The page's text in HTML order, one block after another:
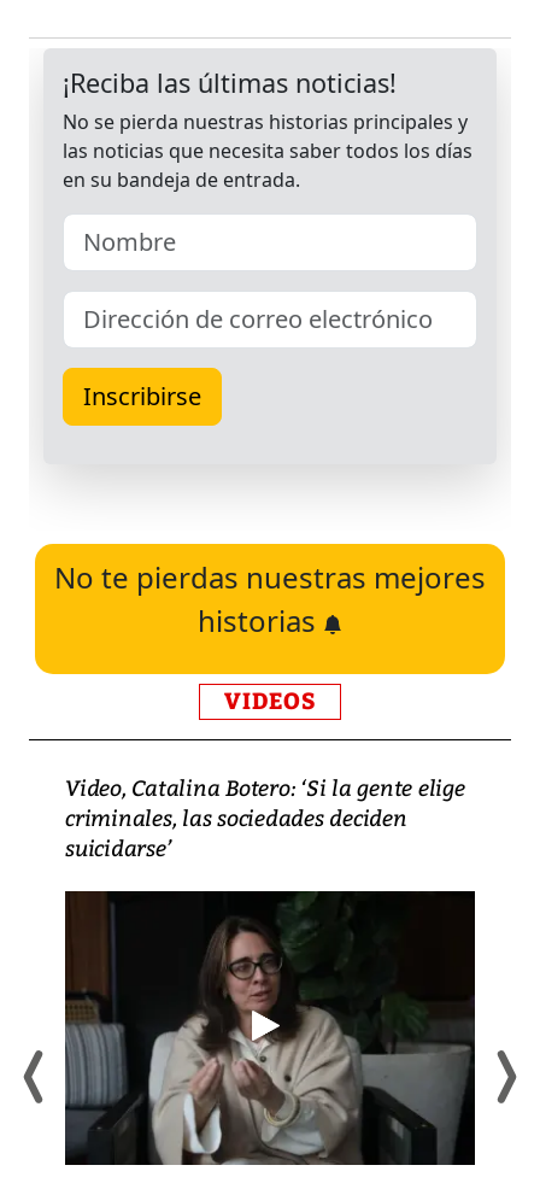
No te pierdas nuestras mejores
historias
VIDEOS
Video, Catalina Botero: ‘Si la gente elige
criminales, las sociedades deciden
suicidarse’